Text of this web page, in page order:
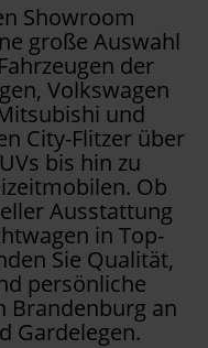
Showroom
große Auswahl
der
Volkswagen
und
City-Flitzer über
bis hin zu
Ob
Ausstattung
in Top-
Sie Qualität,
persönliche
Brandenburg an
Gardelegen.